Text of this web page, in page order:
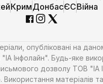
КримДонбасЄСВійна
опубліковані на
Інфолайн". Будь-яке
дозволу ТОВ "ІА
матеріалів